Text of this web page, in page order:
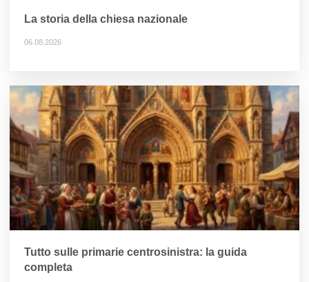
La storia della chiesa nazionale
06.08.2026
Tutto sulle primarie centrosinistra: la guida
completa